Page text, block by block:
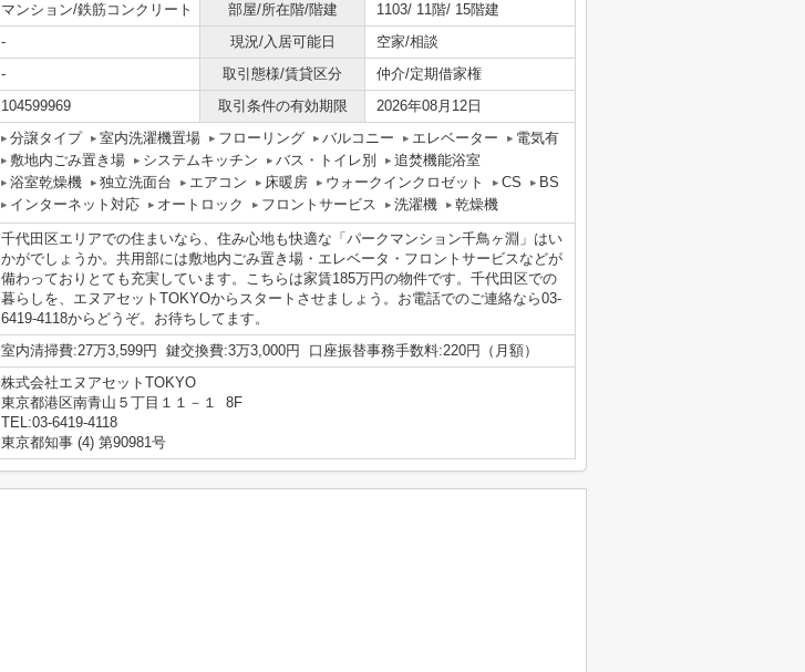
マンション/鉄筋コンクリート 部屋/所在階/階建
1103/ 11階/ 15階建
- 現況/入居可能日
空家/相談
- 取引態様/賃貸区分
仲介/定期借家権
104599969 取引条件の有効期限 2026年08月12日
分譲タイプ 室内洗濯機置場 フローリング バルコニー エレベーター
電気有
敷地内ごみ置き場
システムキッチン バス・トイレ別
追焚機能浴室
浴室乾燥機
独立洗面台 エアコン 床暖房 ウォークインクロゼット CS
BS
インターネット対応
オートロック フロントサービス 洗濯機 乾燥機
千代田区エリアでの住まいなら、住み心地も快適な「パークマンション千鳥ヶ淵」はい
かがでしょうか。共用部には敷地内ごみ置き場・エレベータ・フロントサービスなどが
備わっておりとても充実しています。こちらは家賃185万円の物件です。千代田区での
暮らしを、エヌアセットTOKYOからスタートさせましょう。お電話でのご連絡なら03-
6419-4118からどうぞ。お待ちしてます。
室内清掃費:27万3,599円 鍵交換費:3万3,000円 口座振替事務手数料:220円（月額）
株式会社エヌアセットTOKYO
東京都港区南青山５丁目１１－１ 8F
TEL:03-6419-4118
東京都知事 (4) 第90981号